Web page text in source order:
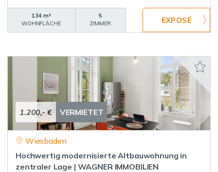
134 m²
WOHNFLÄCHE
5
ZIMMER
1.200,- € VERMIETET
Wiesbaden
Hochwertig modernisierte Altbauwohnung in
zentraler Lage | WAGNER IMMOBILIEN